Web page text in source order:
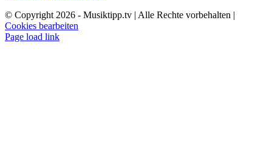
© Copyright 2026 - Musiktipp.tv | Alle Rechte vorbehalten |
Cookies bearbeiten
Facebook
Instagram
YouTube
Page load link